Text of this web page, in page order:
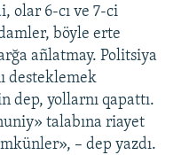
olar 6-cı ve 7-ci
böyle erte
añlatmay. Politsiya
desteklemek
dep, yollarnı qapattı.
talabına riayet
– dep yazdı.